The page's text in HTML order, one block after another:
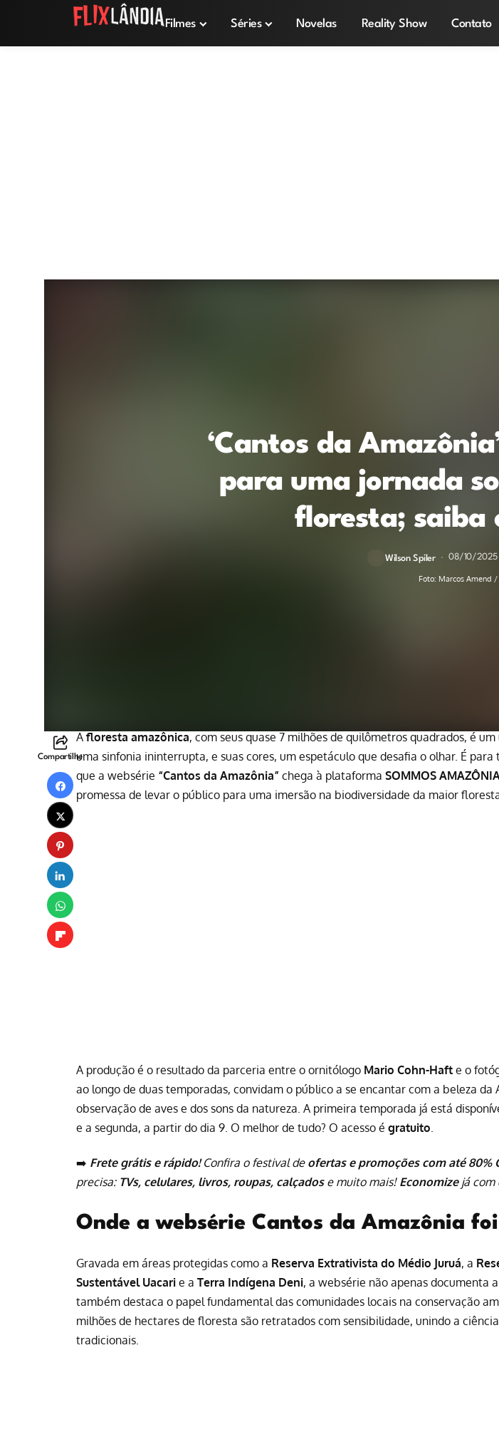
Filmes Séries Novelas Reality Show Contato
‘Cantos da
para uma jornada
floresta; saiba
Wilson Spiler 08/10/2025
Foto: Marcos Amend
Compartilhe
A floresta amazônica, com seus quase 7 milhões de quilômetros quadrados, é
uma sinfonia ininterrupta, e suas cores, um espetáculo que desafia o olhar. É para
que a websérie “Cantos da Amazônia” chega à plataforma SOMMOS
promessa de levar o público para uma imersão na biodiversidade da maior
A produção é o resultado da parceria entre o ornitólogo Mario Cohn-Haft e o
ao longo de duas temporadas, convidam o público a se encantar com a beleza da
observação de aves e dos sons da natureza. A primeira temporada já está
e a segunda, a partir do dia 9. O melhor de tudo? O acesso é gratuito
➡️ Frete grátis e rápido!Confira o festival de ofertas e promoções com até 80%
precisa: TVs, celulares, livros, roupas, calçadose muito mais! Economizejá com
Onde a websérie Cantos da Amazônia
Gravada em áreas protegidas como a Reserva Extrativista do Médio Juruá, a
Sustentável Uacari e a Terra Indígena Deni, a websérie não apenas documenta
também destaca o papel fundamental das comunidades locais na conservação
milhões de hectares de floresta são retratados com sensibilidade, unindo a
tradicionais.